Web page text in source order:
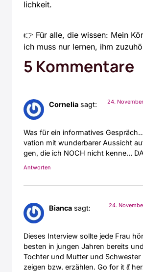
lich­keit.
👉 Für alle, die wis­sen: Mein
ich muss nur ler­nen, ihm
5 Kommentare
Cornelia sagt: 24.
Was für ein infor­ma­ti­ves
va­ti­on mit wun­der­ba­rer Aus­sicht
gen, die ich NOCH nicht ken­ne…
Antworten
Bianca sagt: 24.
Die­ses Inter­view soll­te jede Frau
bes­ten in jun­gen Jah­ren bereits
Toch­ter und Mut­ter und
zei­gen bzw. erzäh­len. Go for it 💃